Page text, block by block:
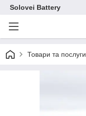
Solovei Battery
Товари та послуги